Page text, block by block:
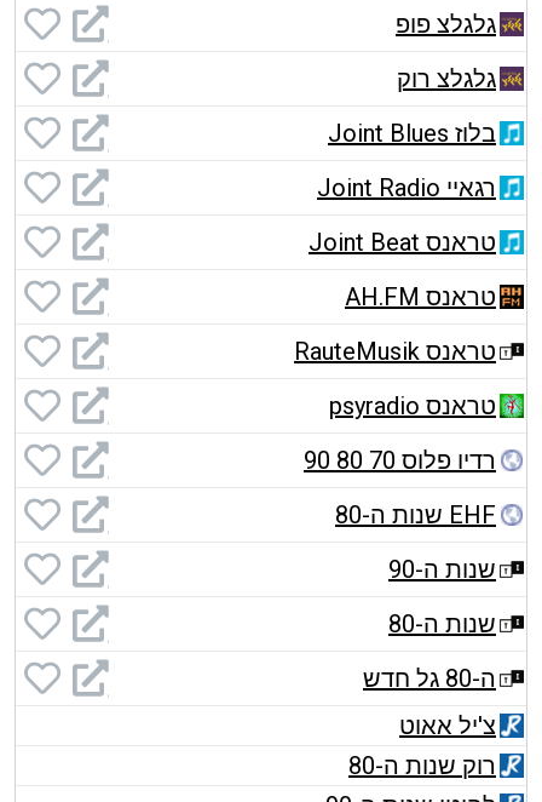
גלגלצ פופ
גלגלצ רוק
בלוז Joint Blues
רגאיי Joint Radio
טראנס Joint Beat
טראנס AH.FM
טראנס RauteMusik
טראנס psyradio
רדיו פלוס 70 80 90
EHF שנות ה-80
שנות ה-90
שנות ה-80
ה-80 גל חדש
צ'יל אאוט
רוק שנות ה-80